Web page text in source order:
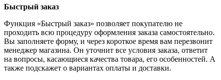
Быстрый заказ
Функция «Быстрый заказ» позволяет покупателю не
проходить всю процедуру оформления заказа самостоятельно.
Вы заполняете форму, и через короткое время вам перезвонит
менеджер магазина. Он уточнит все условия заказа, ответит
на вопросы, касающиеся качества товара, его особенностей. А
также подскажет о вариантах оплаты и доставки.